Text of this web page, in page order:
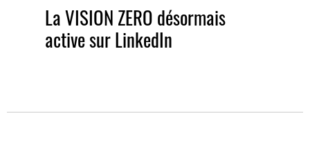
La VISION ZERO désormais
active sur LinkedIn